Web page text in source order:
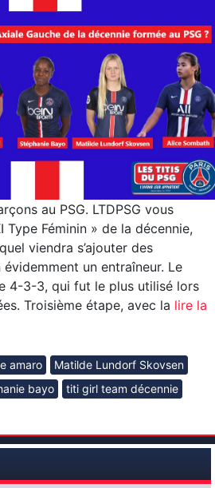
au PSG. LTDPSG vous
Type Féminin » de la décennie,
viendra s’ajouter des
un entraîneur. Le
4-3-3, qui fut le plus utilisé lors
Troisième étape, avec la lire la
amaro
Matilde Lundorf Skovsen
bayo
titi girl team décennie